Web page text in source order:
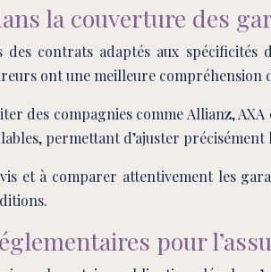
la couverture des
des contrats adaptés aux
ont une meilleure
des compagnies comme Allianz,
permettant d’ajuster précisément
et à comparer attentivement les
pour